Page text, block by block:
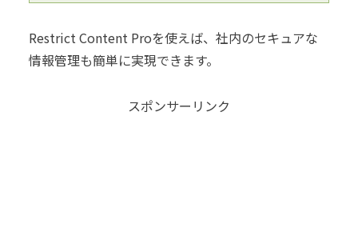
Restrict Content Proを使えば、社内のセキュアな
情報管理も簡単に実現できます。
スポンサーリンク